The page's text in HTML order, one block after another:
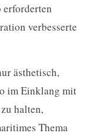
verbesserte
ästhetisch,
im Einklang mit
zu halten,
Thema